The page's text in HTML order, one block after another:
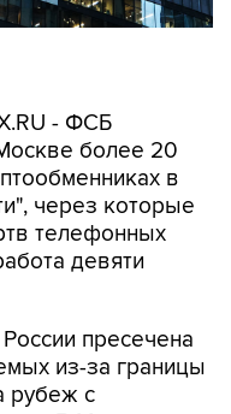
- ФСБ
более 20
в
через которые
телефонных
девяти
пресечена
из-за границы
рубеж с